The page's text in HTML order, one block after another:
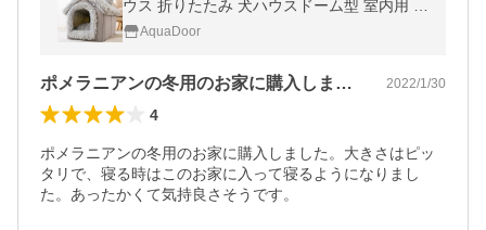
ウス 折りたたみ 犬ハウスドーム型 室内用 ド
ーム型 ペットベッド 冬 暖かい 洗えます 小
型犬 犬小屋 おしゃれ
AquaDoor
ポメラニアンの冬用のお家に購入しました… 2022/1/30
4
ポメラニアンの冬用のお家に購入しました。大きさはピッ
タリで、寝る時はこのお家に入って寝るようになりまし
た。あったかくて気持良さそうです。